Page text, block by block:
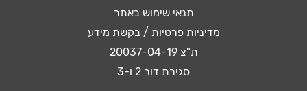
תנאי שימוש באתר
מדיניות פרטיות / בקשת מידע
ת"צ 20037-04-19
סגירת דור 2 ו-3